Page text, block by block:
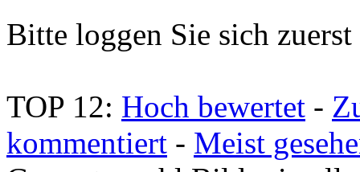
Bitte loggen Sie sich
TOP 12: Hoch bewertet -
kommentiert - Meist